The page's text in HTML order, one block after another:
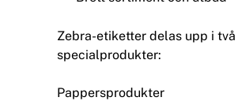
Zebra-etiketter delas upp i
specialprodukter:
Pappersprodukter